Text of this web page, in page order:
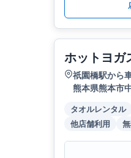
ホットヨガ
祇園橋駅から
熊本県熊本市
タオルレンタル
他店舗利用